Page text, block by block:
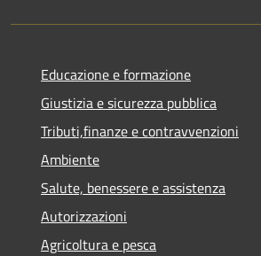
Educazione e formazione
Giustizia e sicurezza pubblica
Tributi,finanze e contravvenzioni
Ambiente
Salute, benessere e assistenza
Autorizzazioni
Agricoltura e pesca